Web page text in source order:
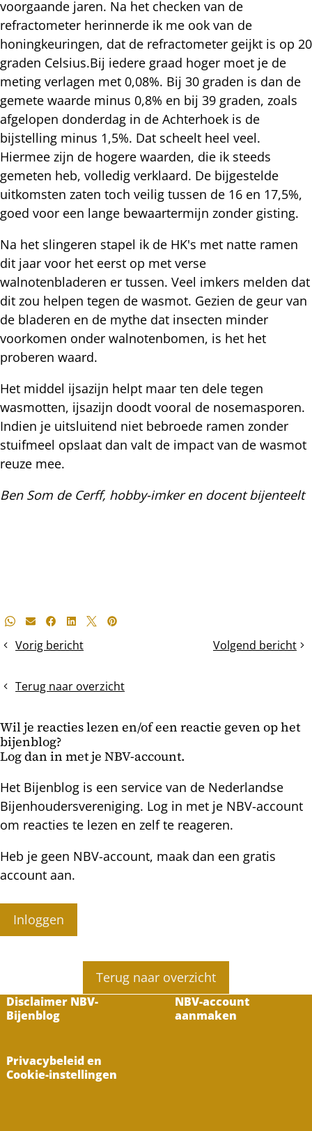
voorgaande jaren. Na het checken van de
refractometer herinnerde ik me ook van de
honingkeuringen, dat de refractometer geijkt is op 20
graden Celsius.Bij iedere graad hoger moet je de
meting verlagen met 0,08%. Bij 30 graden is dan de
gemete waarde minus 0,8% en bij 39 graden, zoals
afgelopen donderdag in de Achterhoek is de
bijstelling minus 1,5%. Dat scheelt heel veel.
Hiermee zijn de hogere waarden, die ik steeds
gemeten heb, volledig verklaard. De bijgestelde
uitkomsten zaten toch veilig tussen de 16 en 17,5%,
goed voor een lange bewaartermijn zonder gisting.
Na het slingeren stapel ik de HK's met natte ramen
dit jaar voor het eerst op met verse
walnotenbladeren er tussen. Veel imkers melden dat
dit zou helpen tegen de wasmot. Gezien de geur van
de bladeren en de mythe dat insecten minder
voorkomen onder walnotenbomen, is het het
proberen waard.
Het middel ijsazijn helpt maar ten dele tegen
wasmotten, ijsazijn doodt vooral de nosemasporen.
Indien je uitsluitend niet bebroede ramen zonder
stuifmeel opslaat dan valt de impact van de wasmot
reuze mee.
Ben Som de Cerff, hobby-imker en docent bijenteelt
Deel
bericht
Whatsapp
E-mailFacebook
LinkedIn
X Pinterest
Vorig bericht
Uitlaatborden
en
Volgend bericht
Kleine
Terug naar overzicht
Wil je reacties lezen en/of een reactie geven op het
bijenblog?
Log dan in met je NBV-account.
Het Bijenblog is een service van de Nederlandse
Bijenhoudersvereniging. Log in met je NBV-account
om reacties te lezen en zelf te reageren.
Heb je geen NBV-account, maak dan een gratis
account aan.
Inloggen
Terug naar overzicht
Disclaimer NBV-
Bijenblog
NBV-account
aanmaken
Privacybeleid en
Cookie-instellingen